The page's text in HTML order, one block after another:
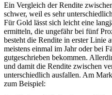
Ein Vergleich der Rendite
schwer, weil es sehr
Für Gold lässt sich leicht eine
ermitteln, die ungefähr bei fünf
besteht die Rendite in erster Linie
meistens einmal im Jahr oder bei
gutgeschrieben bekommen.
und damit die Rendite zwischen
unterschiedlich ausfallen. Am
zum Beispiel: